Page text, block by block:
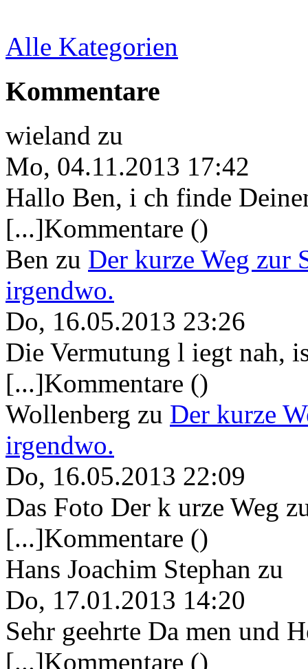
Alle Kategorien
Kommentare
wieland zu
Mo, 04.11.2013 17:42
Hallo Ben, i ch finde
[...]Kommentare ()
Ben zu Der kurze Weg zur
irgendwo.
Do, 16.05.2013 23:26
Die Vermutung l iegt nah,
[...]Kommentare ()
Wollenberg zu Der kurze
irgendwo.
Do, 16.05.2013 22:09
Das Foto Der k urze Weg
[...]Kommentare ()
Hans Joachim Stephan zu
Do, 17.01.2013 14:20
Sehr geehrte Da men und
[...]Kommentare ()